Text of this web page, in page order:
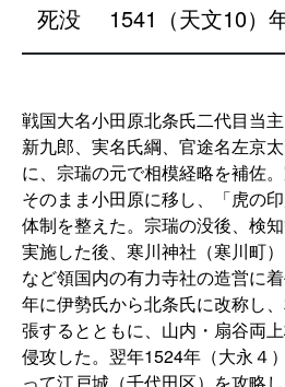
死没 1541（天文10）
戦国大名小田原北条氏二代目当
新九郎、実名氏綱、官途名左京
に、宗瑞の元で相模経略を補佐
そのまま小田原に移し、「虎の
体制を整えた。宗瑞の没後、検
実施した後、寒川神社（寒川町
など領国内の有力寺社の造営に
年に伊勢氏から北条氏に改称し
張するとともに、山内・扇谷両
侵攻した。翌年1524年（大永４
って江戸城（千代田区）を攻略